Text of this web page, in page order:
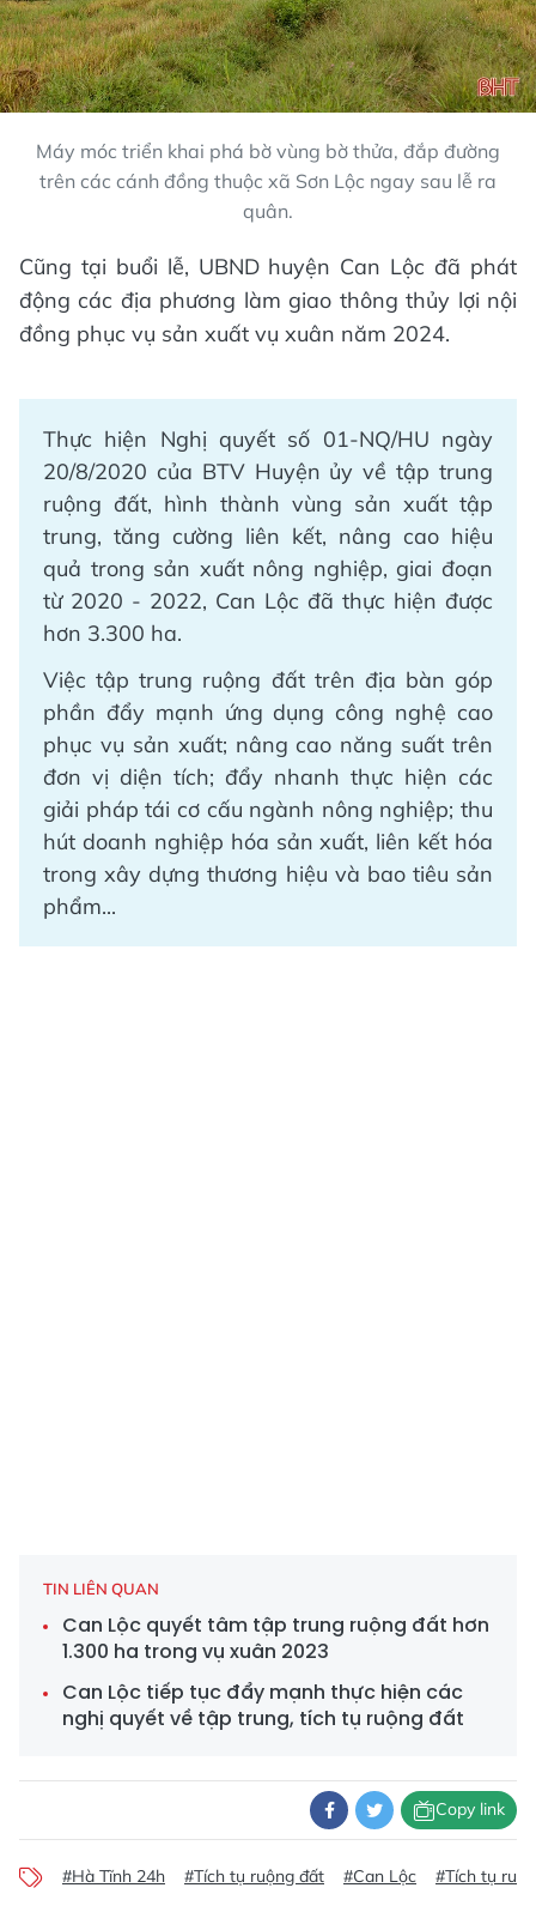
Máy móc triển khai phá bờ vùng bờ thửa, đắp đường
trên các cánh đồng thuộc xã Sơn Lộc ngay sau lễ ra
quân.
Cũng tại buổi lễ, UBND huyện Can Lộc đã phát
động các địa phương làm giao thông thủy lợi nội
đồng phục vụ sản xuất vụ xuân năm 2024.
Thực hiện Nghị quyết số 01-NQ/HU ngày
20/8/2020 của BTV Huyện ủy về tập trung
ruộng đất, hình thành vùng sản xuất tập
trung, tăng cường liên kết, nâng cao hiệu
quả trong sản xuất nông nghiệp, giai đoạn
từ 2020 - 2022, Can Lộc đã thực hiện được
hơn 3.300 ha.
Việc tập trung ruộng đất trên địa bàn góp
phần đẩy mạnh ứng dụng công nghệ cao
phục vụ sản xuất; nâng cao năng suất trên
đơn vị diện tích; đẩy nhanh thực hiện các
giải pháp tái cơ cấu ngành nông nghiệp; thu
hút doanh nghiệp hóa sản xuất, liên kết hóa
trong xây dựng thương hiệu và bao tiêu sản
phẩm...
TIN LIÊN QUAN
Can Lộc quyết tâm tập trung ruộng đất hơn
1.300 ha trong vụ xuân 2023
Can Lộc tiếp tục đẩy mạnh thực hiện các
nghị quyết về tập trung, tích tụ ruộng đất
Copy link
#Hà Tĩnh 24h #Tích tụ ruộng đất #Can Lộc #Tích tụ